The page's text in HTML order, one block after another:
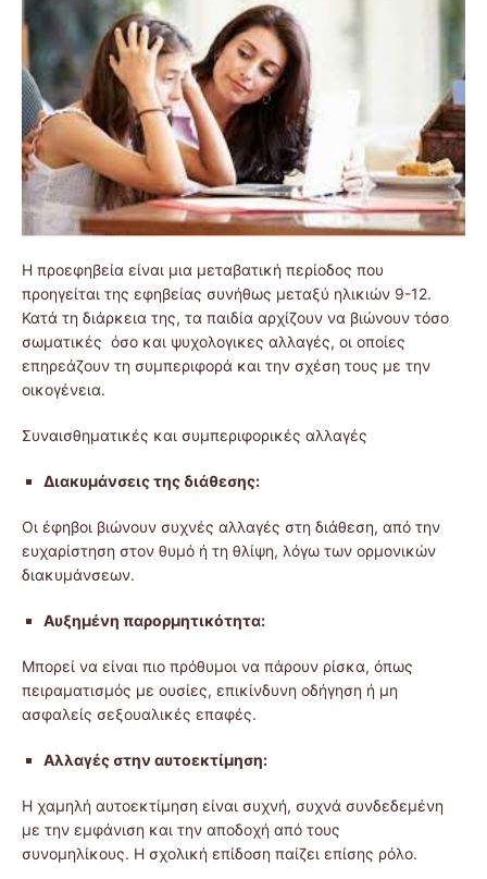
Η προεφηβεία είναι μια μεταβατική περίοδος που
προηγείται της εφηβείας συνήθως μεταξύ ηλικιών 9-12.
Κατά τη διάρκεια της, τα παιδία αρχίζουν να βιώνουν τόσο
σωματικές όσο και ψυχολογικες αλλαγές, οι οποίες
επηρεάζουν τη συμπεριφορά και την σχέση τους με την
οικογένεια.
Συναισθηματικές και συμπεριφορικές αλλαγές
Διακυμάνσεις της διάθεσης:
Οι έφηβοι βιώνουν συχνές αλλαγές στη διάθεση, από την
ευχαρίστηση στον θυμό ή τη θλίψη, λόγω των ορμονικών
διακυμάνσεων.
Αυξημένη παρορμητικότητα:
Μπορεί να είναι πιο πρόθυμοι να πάρουν ρίσκα, όπως
πειραματισμός με ουσίες, επικίνδυνη οδήγηση ή μη
ασφαλείς σεξουαλικές επαφές.
Αλλαγές στην αυτοεκτίμηση:
Η χαμηλή αυτοεκτίμηση είναι συχνή, συχνά συνδεδεμένη
με την εμφάνιση και την αποδοχή από τους
συνομηλίκους. Η σχολική επίδοση παίζει επίσης ρόλο.